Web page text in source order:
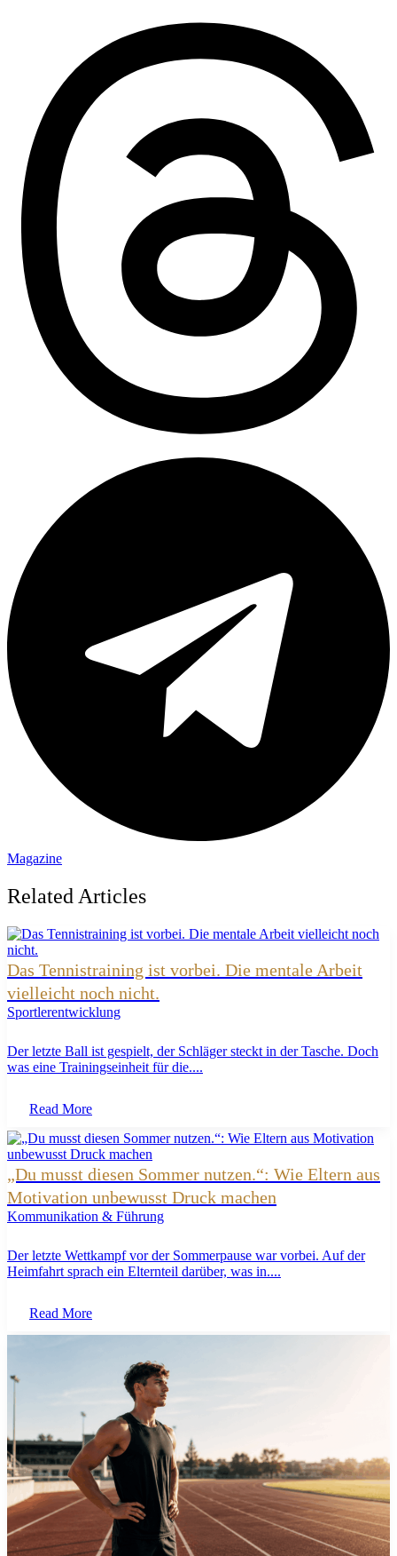
Magazine
Related Articles
Das Tennistraining ist vorbei. Die mentale Arbeit
vielleicht noch nicht.
Sportlerentwicklung
Der letzte Ball ist gespielt, der Schläger steckt in der Tasche. Doch
was eine Trainingseinheit für die....
Read More
„Du musst diesen Sommer nutzen.“: Wie Eltern aus
Motivation unbewusst Druck machen
Kommunikation & Führung
Der letzte Wettkampf vor der Sommerpause war vorbei. Auf der
Heimfahrt sprach ein Elternteil darüber, was in....
Read More